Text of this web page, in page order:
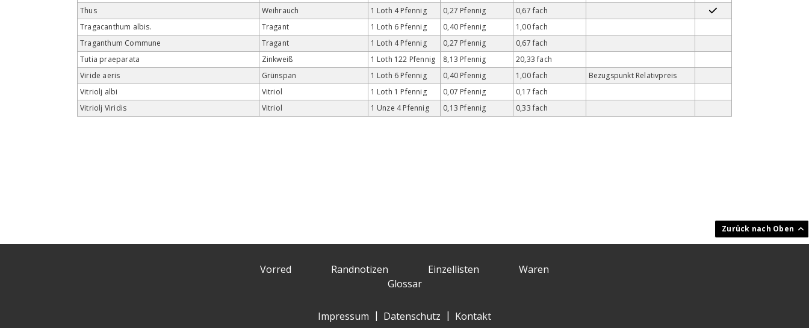
Thus
Weihrauch 1 Loth 4 Pfennig 0,27 Pfennig
0,67 fach
Tragacanthum albis.
Tragant 1 Loth 6 Pfennig 0,40 Pfennig
1,00 fach
Traganthum Commune
Tragant 1 Loth 4 Pfennig 0,27 Pfennig
0,67 fach
Tutia praeparata
Zinkweiß 1 Loth 122 Pfennig 8,13 Pfennig
20,33 fach
Viride aeris
Grünspan 1 Loth 6 Pfennig 0,40 Pfennig 1,00 fach
Bezugspunkt Relativpreis
Vitriolj albi
Vitriol 1 Loth 1 Pfennig 0,07 Pfennig
0,17 fach
Vitriolj Viridis
Vitriol 1 Unze 4 Pfennig 0,13 Pfennig 0,33 fach
Vorred Randnotizen Einzellisten
Waren
Glossar
Impressum Datenschutz Kontakt